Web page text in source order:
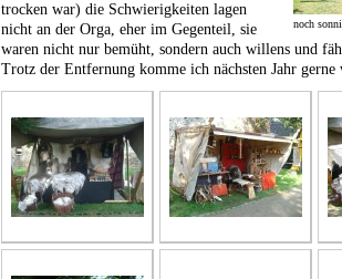
noch
trocken war) die Schwierigkeiten lagen
nicht an der Orga, eher im Gegenteil, sie
waren nicht nur bemüht, sondern auch willens und
Trotz der Entfernung komme ich nächsten Jahr gerne